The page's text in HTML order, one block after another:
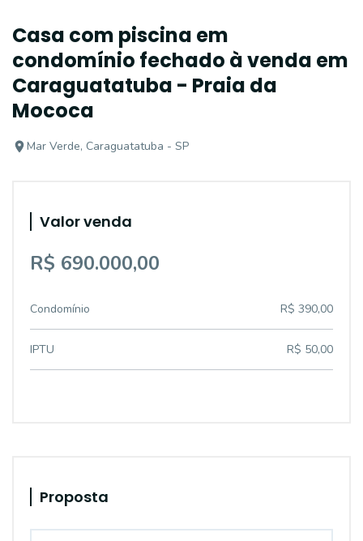
Casa com piscina em
condomínio fechado à venda em
Caraguatatuba - Praia da
Mococa
Mar Verde, Caraguatatuba - SP
Valor venda
R$ 690.000,00
Condomínio R$ 390,00
IPTU R$ 50,00
Proposta